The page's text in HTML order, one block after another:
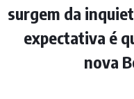
surgem da
expectativa é
nova